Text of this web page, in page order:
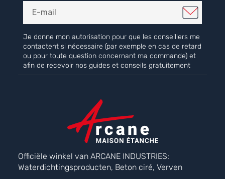
Je donne mon autorisation pour que les conseillers me
contactent si nécessaire (par exemple en cas de retard
ou pour toute question concernant ma commande) et
afin de recevoir nos guides et conseils gratuitement
Officiële winkel van ARCANE INDUSTRIES:
Waterdichtingsproducten, Beton ciré, Verven